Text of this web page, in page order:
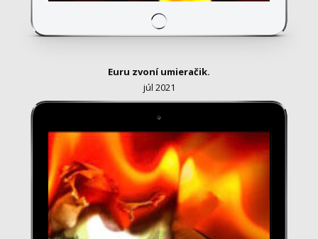
Euru zvoní umieračik.
júl 2021